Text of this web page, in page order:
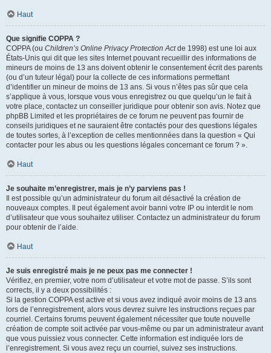
Haut
Que signifie COPPA ?
COPPA (ou Children’s Online Privacy Protection Actde 1998) est une loi aux
États-Unis qui dit que les sites Internet pouvant recueillir des informations de
mineurs de moins de 13 ans doivent obtenir le consentement écrit des parents
(ou d’un tuteur légal) pour la collecte de ces informations permettant
d’identifier un mineur de moins de 13 ans. Si vous n’êtes pas sûr que cela
s’applique à vous, lorsque vous vous enregistrez ou que quelqu’un le fait à
votre place, contactez un conseiller juridique pour obtenir son avis. Notez que
phpBB Limited et les propriétaires de ce forum ne peuvent pas fournir de
conseils juridiques et ne sauraient être contactés pour des questions légales
de toutes sortes, à l’exception de celles mentionnées dans la question « Qui
contacter pour les abus ou les questions légales concernant ce forum ? ».
Haut
Je souhaite m’enregistrer, mais je n’y parviens pas !
Il est possible qu’un administrateur du forum ait désactivé la création de
nouveaux comptes. Il peut également avoir banni votre IP ou interdit le nom
d’utilisateur que vous souhaitez utiliser. Contactez un administrateur du forum
pour obtenir de l’aide.
Haut
Je suis enregistré mais je ne peux pas me connecter !
Vérifiez, en premier, votre nom d’utilisateur et votre mot de passe. S’ils sont
corrects, il y a deux possibilités :
Si la gestion COPPA est active et si vous avez indiqué avoir moins de 13 ans
lors de l’enregistrement, alors vous devrez suivre les instructions reçues par
courriel. Certains forums peuvent également nécessiter que toute nouvelle
création de compte soit activée par vous-même ou par un administrateur avant
que vous puissiez vous connecter. Cette information est indiquée lors de
l’enregistrement. Si vous avez reçu un courriel, suivez ses instructions.